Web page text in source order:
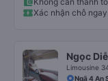
Nhìn chung, đó là một
chỗ cho 1 người lớn và
Xác nhận chỗ
Ngọc
Limousine
Ngã 4 An